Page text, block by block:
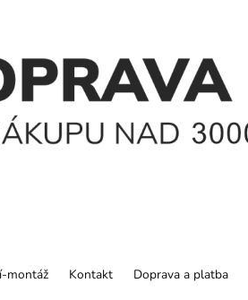
montáž Kontakt Doprava a platba